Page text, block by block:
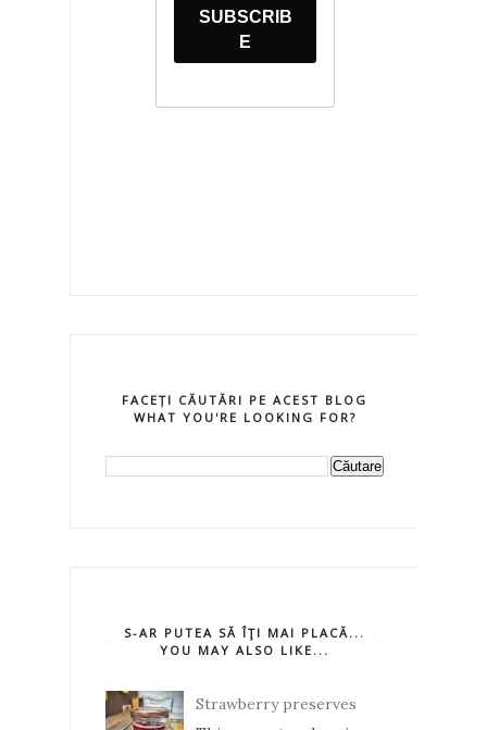
FACEȚI CĂUTĂRI PE ACEST BLOG
WHAT YOU'RE LOOKING FOR?
S-AR PUTEA SĂ ÎŢI MAI PLACĂ...
YOU MAY ALSO LIKE...
Strawberry preserves